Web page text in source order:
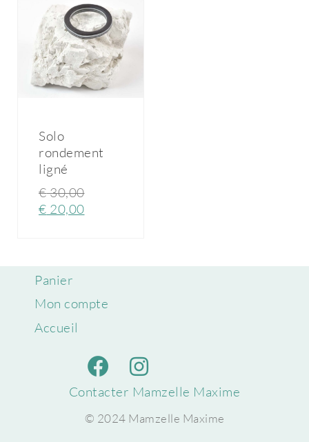
Solo
rondement
ligné
€30,00
€ 20,00
Panier
Mon compte
Accueil
Contacter Mamzelle Maxime
© 2024 Mamzelle Maxime